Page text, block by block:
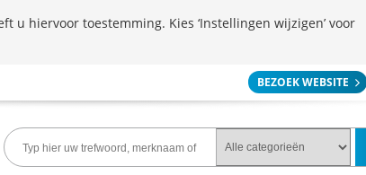
BEZOEK WEBSITE
u hiervoor toestemming. Kies ‘Instellingen wijzigen’ voor